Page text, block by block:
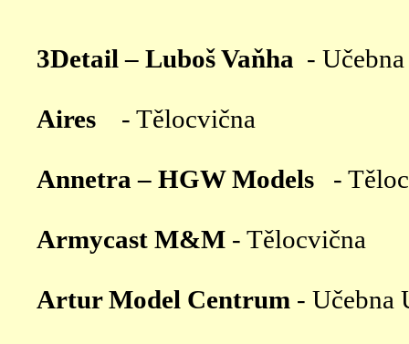
3Detail – Luboš Vaňha -
Aires - Tělocvična
Annetra – HGW Models -
Armycast M&M - Tělocvična
Artur Model Centrum - Učebna